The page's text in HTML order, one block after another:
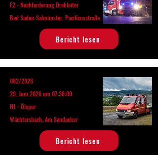
F2 - Nachforderung Drehleiter
Bad Soden-Salmünster, Pacificusstraße
Bericht lesen
082/2026
29. Juni 2026 um 07:38:00
H1 - Ölspur
Wächtersbach, Am Sandacker
Bericht lesen